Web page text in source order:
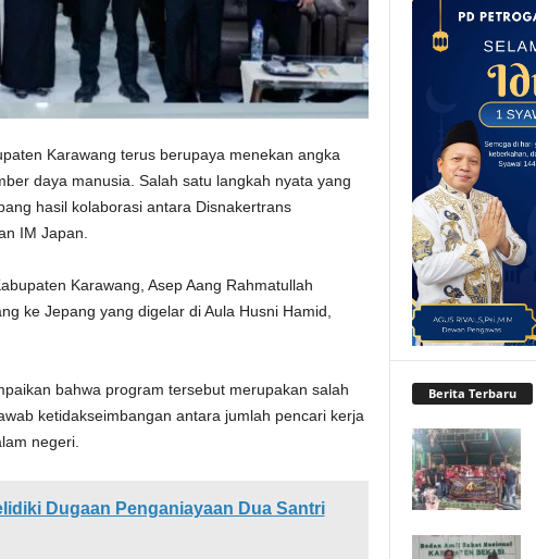
Karawang terus berupaya menekan angka
daya manusia. Salah satu langkah nyata yang
hasil kolaborasi antara Disnakertrans
IM Japan.
Karawang, Asep Aang Rahmatullah
ke Jepang yang digelar di Aula Husni Hamid,
bahwa program tersebut merupakan salah
ketidakseimbangan antara jumlah pencari kerja
negeri.
Dugaan Penganiayaan Dua Santri
Berita Terbaru